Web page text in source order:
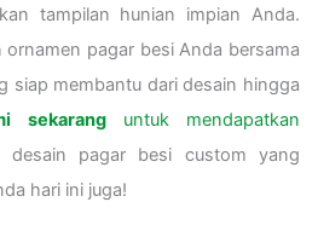
tampilan hunian impian Anda.
pagar besi Anda bersama
siap membantu dari desain hingga
sekaranguntuk mendapatkan
desain pagar besi custom yang
hari ini juga!